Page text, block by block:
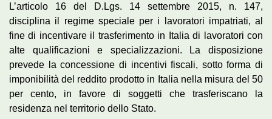
L’articolo 16 del D.Lgs. 14 settembre 2015, n. 147,
disciplina il regime speciale per i lavoratori impatriati, al
fine di incentivare il trasferimento in Italia di lavoratori con
alte qualificazioni e specializzazioni. La disposizione
prevede la concessione di incentivi fiscali, sotto forma di
imponibilità del reddito prodotto in Italia nella misura del 50
per cento, in favore di soggetti che trasferiscano la
residenza nel territorio dello Stato.